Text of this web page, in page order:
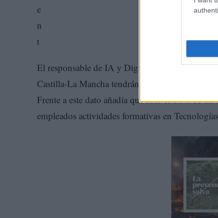
El responsable de IA y Digitalización de UGT
Castilla-La Mancha tendrán que recualificarse a
Frente a este dato añadía que solo el 14% de
empleados actividades formativas en